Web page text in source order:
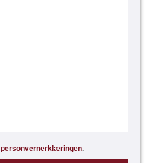
personvernerklæringen.